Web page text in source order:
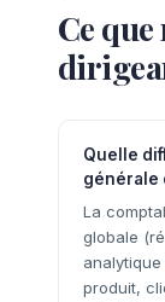
Ce
Quelle
générale
La
globale
produit,